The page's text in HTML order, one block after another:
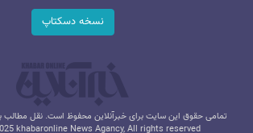
نسخه دسکتاپ
تمامی حقوق این سایت برای خبرآنلاین محفوظ است. نقل مطالب
khabaronline News Agancy, All rights reserved